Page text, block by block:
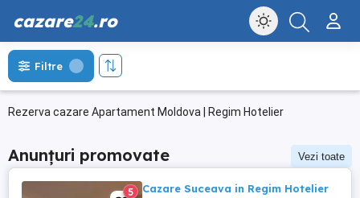
cazare24.ro
Rezerva cazare Apartament Moldova | Regim Hotelier
Filtre
Anunțuri promovate Vezi toate
5
Cazare Suceava in Regim Hotelier